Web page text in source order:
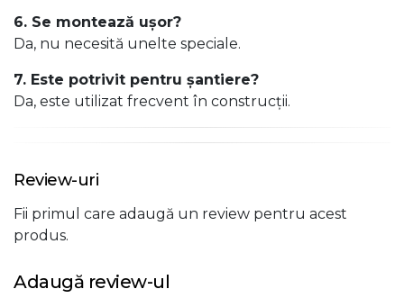
6. Se montează ușor?
Da, nu necesită unelte speciale.
7. Este potrivit pentru șantiere?
Da, este utilizat frecvent în construcții.
Review-uri
Fii primul care adaugă un review pentru acest
produs.
Adaugă review-ul